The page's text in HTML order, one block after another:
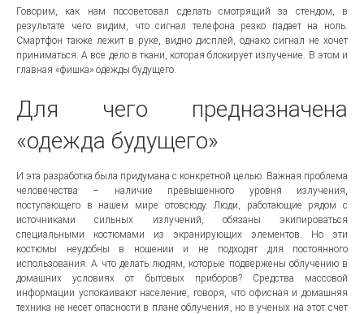
Говорим, как нам посоветовал сделать смотрящий за стендом, в
результате чего видим, что сигнал телефона резко падает на ноль.
Смартфон также лежит в руке, видно дисплей, однако сигнал не хочет
приниматься. А все дело в ткани, которая блокирует излучение. В этом и
главная «фишка» одежды будущего.
Для чего предназначена
«одежда будущего»
И эта разработка была придумана с конкретной целью. Важная проблема
человечества – наличие превышенного уровня излучения,
поступающего в нашем мире отовсюду. Люди, работающие рядом с
источниками сильных излучений, обязаны экипироваться
специальными костюмами из экранирующих элементов. Но эти
костюмы неудобны в ношении и не подходят для постоянного
использования. А что делать людям, которые подвержены облучению в
домашних условиях от бытовых приборов? Средства массовой
информации успокаивают население, говоря, что офисная и домашняя
техника не несет опасности в плане облучения, но в ученых на этот счет